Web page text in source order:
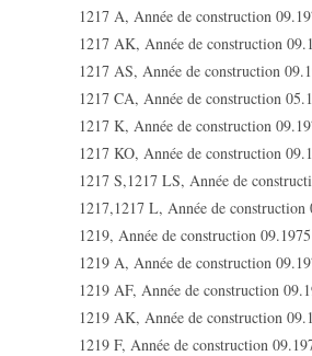
1217 A, Année de construction
1217 AK, Année de construction
1217 AS, Année de construction
1217 CA, Année de construction
1217 K, Année de construction
1217 KO, Année de construction
1217 S,1217 LS, Année de
1217,1217 L, Année de
1219, Année de construction
1219 A, Année de construction
1219 AF, Année de construction
1219 AK, Année de construction
1219 F, Année de construction